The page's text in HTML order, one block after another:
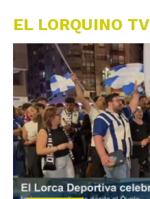
EL LORQUINO TV